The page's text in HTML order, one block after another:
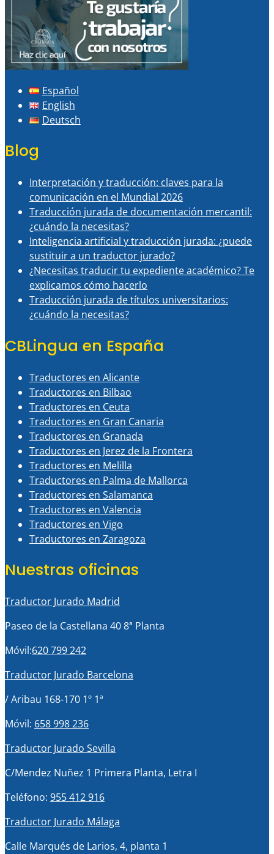
Español
English
Deutsch
Blog
Interpretación y traducción: claves para la
comunicación en el Mundial 2026
Traducción jurada de documentación mercantil:
¿cuándo la necesitas?
Inteligencia artificial y traducción jurada: ¿puede
sustituir a un traductor jurado?
¿Necesitas traducir tu expediente académico? Te
explicamos cómo hacerlo
Traducción jurada de títulos universitarios:
¿cuándo la necesitas?
CBLingua en España
Traductores en Alicante
Traductores en Bilbao
Traductores en Ceuta
Traductores en Gran Canaria
Traductores en Granada
Traductores en Jerez de la Frontera
Traductores en Melilla
Traductores en Palma de Mallorca
Traductores en Salamanca
Traductores en Valencia
Traductores en Vigo
Traductores en Zaragoza
Nuestras oficinas
Traductor Jurado Madrid
Paseo de la Castellana 40 8ª Planta
Móvil:620 799 242
Traductor Jurado Barcelona
/ Aribau 168-170 1º 1ª
Móvil: 658 998 236
Traductor Jurado Sevilla
C/Mendez Nuñez 1 Primera Planta, Letra I
Teléfono: 955 412 916
Traductor Jurado Málaga
Calle Marqués de Larios, 4, planta 1